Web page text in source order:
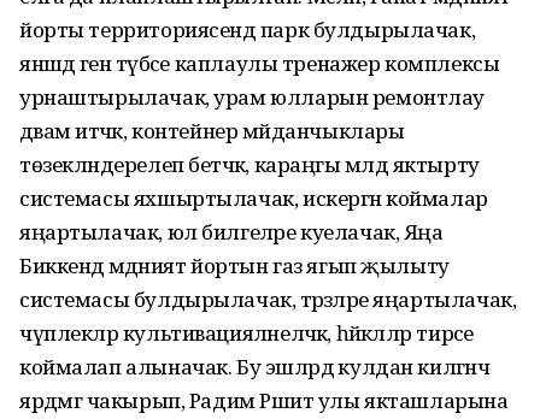
йорты территориясендә парк булдырылачак,
янәшәдә генә түбәсе каплаулы тренажер комплексы
урнаштырылачак, урам юлларын ремонтлау
дәвам итәчәк, контейнер мәйданчыклары
төзекләндерелеп бетәчәк, караңгы мәлдә яктырту
системасы яхшыртылачак, искергән коймалар
яңартылачак, юл билгеләре куелачак, Яңа
Биккенәдә мәдәният йортын газ ягып җылыту
системасы булдырылачак, тәрәзәләре яңартылачак,
чүплекләр культивацияләнеләчәк, һәйкәлләр тирәсе
коймалап алыначак. Бу эшләрдә кулдан килгәнчә
ярдәмгә чакырып, Радим Рәшит улы якташларына